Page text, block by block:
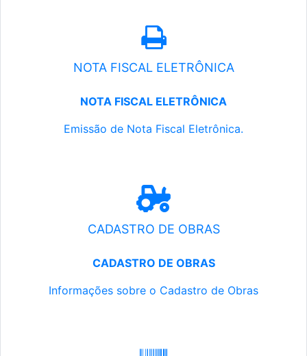
NOTA FISCAL ELETRÔNICA
NOTA FISCAL ELETRÔNICA
Emissão de Nota Fiscal Eletrônica.
CADASTRO DE OBRAS
CADASTRO DE OBRAS
Informações sobre o Cadastro de Obras